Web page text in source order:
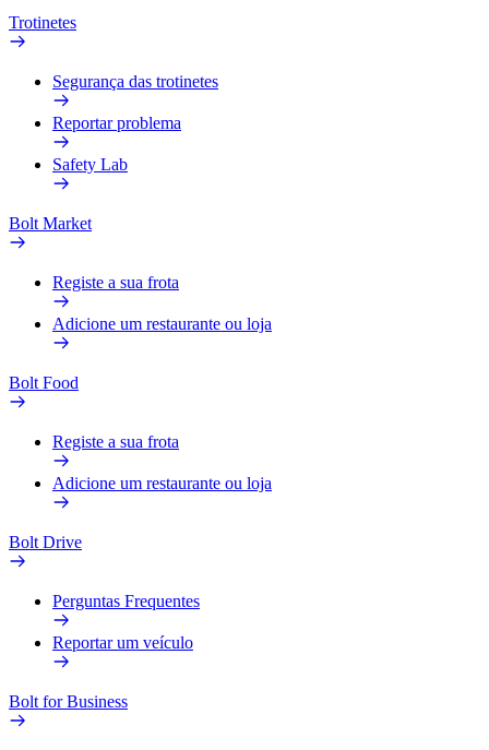
Trotinetes
Segurança das trotinetes
Reportar problema
Safety Lab
Bolt Market
Registe a sua frota
Adicione um restaurante ou loja
Bolt Food
Registe a sua frota
Adicione um restaurante ou loja
Bolt Drive
Perguntas Frequentes
Reportar um veículo
Bolt for Business